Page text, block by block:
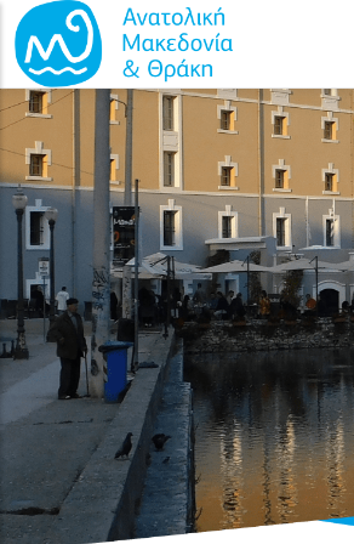
Παράκαμψη προς το κυρίως περιεχόμενο